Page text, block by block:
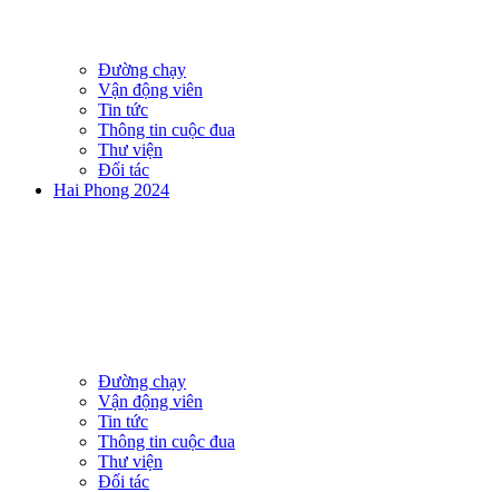
Đường chạy
Vận động viên
Tin tức
Thông tin cuộc đua
Thư viện
Đối tác
Hai Phong 2024
Đường chạy
Vận động viên
Tin tức
Thông tin cuộc đua
Thư viện
Đối tác